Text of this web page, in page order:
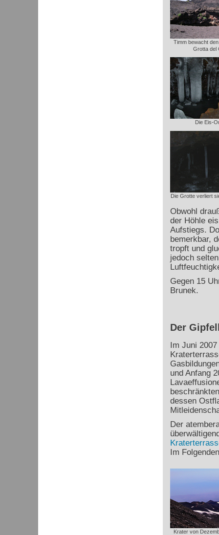
Timm bewacht
Grotta del
Die Eis-
Die Grotte verliert
Obwohl
der Höhle
Aufstiegs.
bemerkbar,
tropft und
jedoch
Gegen 15
Brunek.
Der
Im Juni
und Anfang
dessen
Der
Im
Krater von